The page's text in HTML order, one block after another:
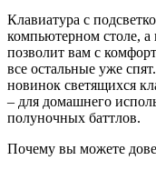
Клавиатура с
компьютерном столе, а
позволит вам с
все остальные уже
новинок светящихся
– для домашнего
полуночных баттлов.
Почему вы можете